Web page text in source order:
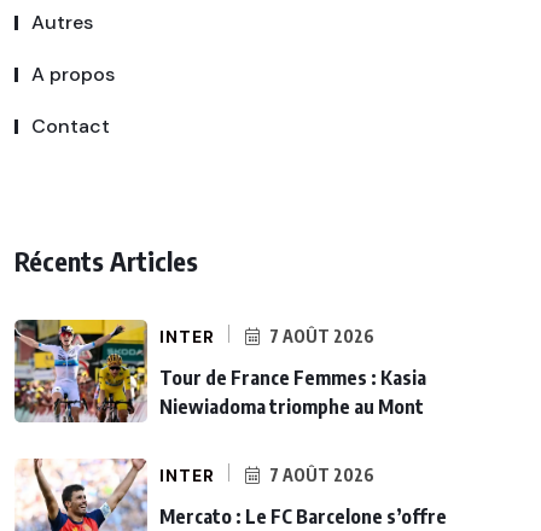
Autres
A propos
Contact
Récents Articles
INTER 7 AOÛT 2026
Tour de France Femmes : Kasia
Niewiadoma triomphe au Mont
INTER 7 AOÛT 2026
Mercato : Le FC Barcelone s’offre